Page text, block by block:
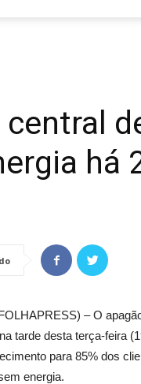
central
há
– O
tarde desta terça-feira
para 85% dos
energia.